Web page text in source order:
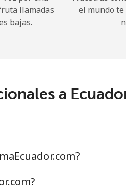
→
llamadas
bajas.
el mundo
a